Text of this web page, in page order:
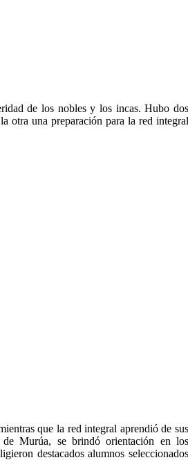
de los nobles y los incas. Hubo dos
otra una preparación para la red integral
que la red integral aprendió de sus
Murúa, se brindó orientación en los
destacados alumnos seleccionados